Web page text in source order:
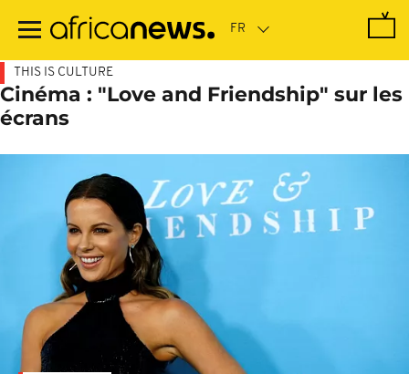
contenu
THIS IS CULTURE
Cinéma : "Love and Friendship" sur les
écrans